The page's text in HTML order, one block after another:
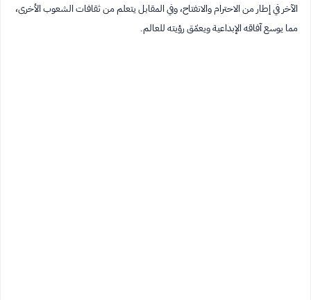
الآخر في إطار من الاحترام والانفتاح، وفي المقابل يتعلم من ثقافات الشعوب الأخرى،
مما يوسع آفاقه الإبداعية ويعمّق رؤيته للعالم.